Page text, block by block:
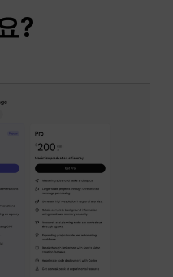
?